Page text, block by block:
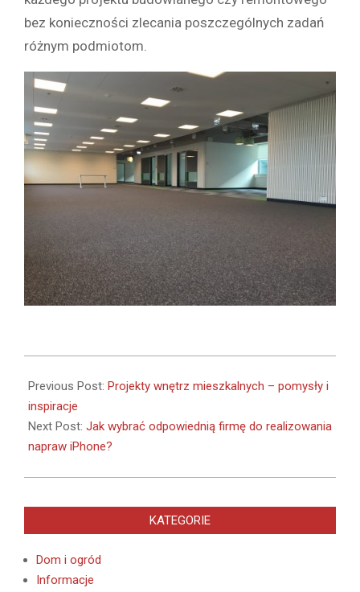
bez konieczności zlecania poszczególnych zadań
różnym podmiotom.
06-
01
Previous Post: Projekty wnętrz mieszkalnych – pomysły i
inspiracje
Next Post: Jak wybrać odpowiednią firmę do realizowania
napraw iPhone?
KATEGORIE
Dom i ogród
Informacje